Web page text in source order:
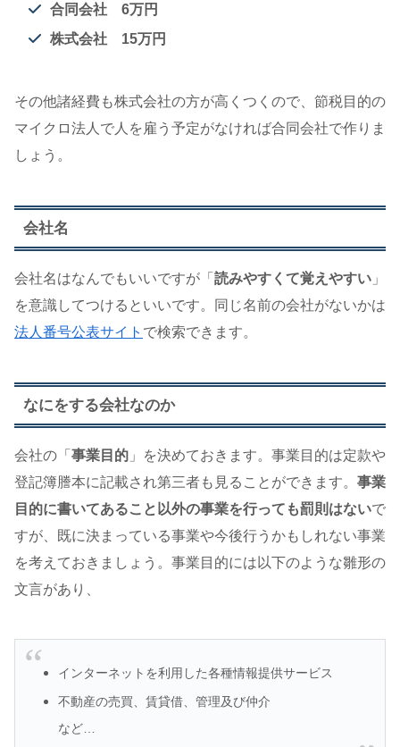
合同会社 6万円
株式会社 15万円
その他諸経費も株式会社の方が高くつくので、節税目的の
マイクロ法人で人を雇う予定がなければ合同会社で作りま
しょう。
会社名
会社名はなんでもいいですが「 読みやすくて覚えやすい 」
を意識してつけるといいです。同じ名前の会社がないかは
法人番号公表サイト で検索できます。
なにをする会社なのか
会社の「 事業目的 」を決めておきます。事業目的は定款や
登記簿謄本に記載され第三者も見ることができます。 事業
目的に書いてあること以外の事業を行っても罰則はないで
すが、既に決まっている事業や今後行うかもしれない事業
を考えておきましょう。事業目的には以下のような雛形の
文言があり、
インターネットを利用した各種情報提供サービス
不動産の売買、賃貸借、管理及び仲介
など…